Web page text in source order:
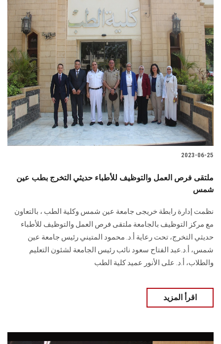
2023-06-25
ملتقى فرص العمل والتوظيف للأطباء حديثي التخرج بطب عين
شمس
نظمت إدارة رابطة خريجى جامعة عين شمس وكلية الطب ، بالتعاون
مع مركز التوظيف بالجامعة ملتقى فرص العمل والتوظيف للأطباء
حديثي التخرج، تحت رعاية أ.د. محمود المتيني رئيس جامعة عين
شمس، أ.د.عبد الفتاح سعود نائب رئيس الجامعة لشئون التعليم
والطلاب، أ.د. على الأنور عميد كلية الطب
اقرأ المزيد